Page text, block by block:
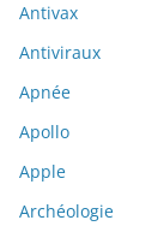
Antivax
Antiviraux
Apnée
Apollo
Apple
Archéologie